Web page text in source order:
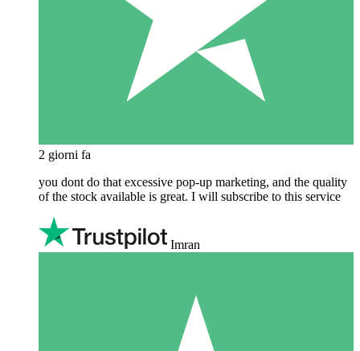
2 giorni fa
you dont do that excessive pop-up marketing, and the quality
of the stock available is great. I will subscribe to this service
Imran